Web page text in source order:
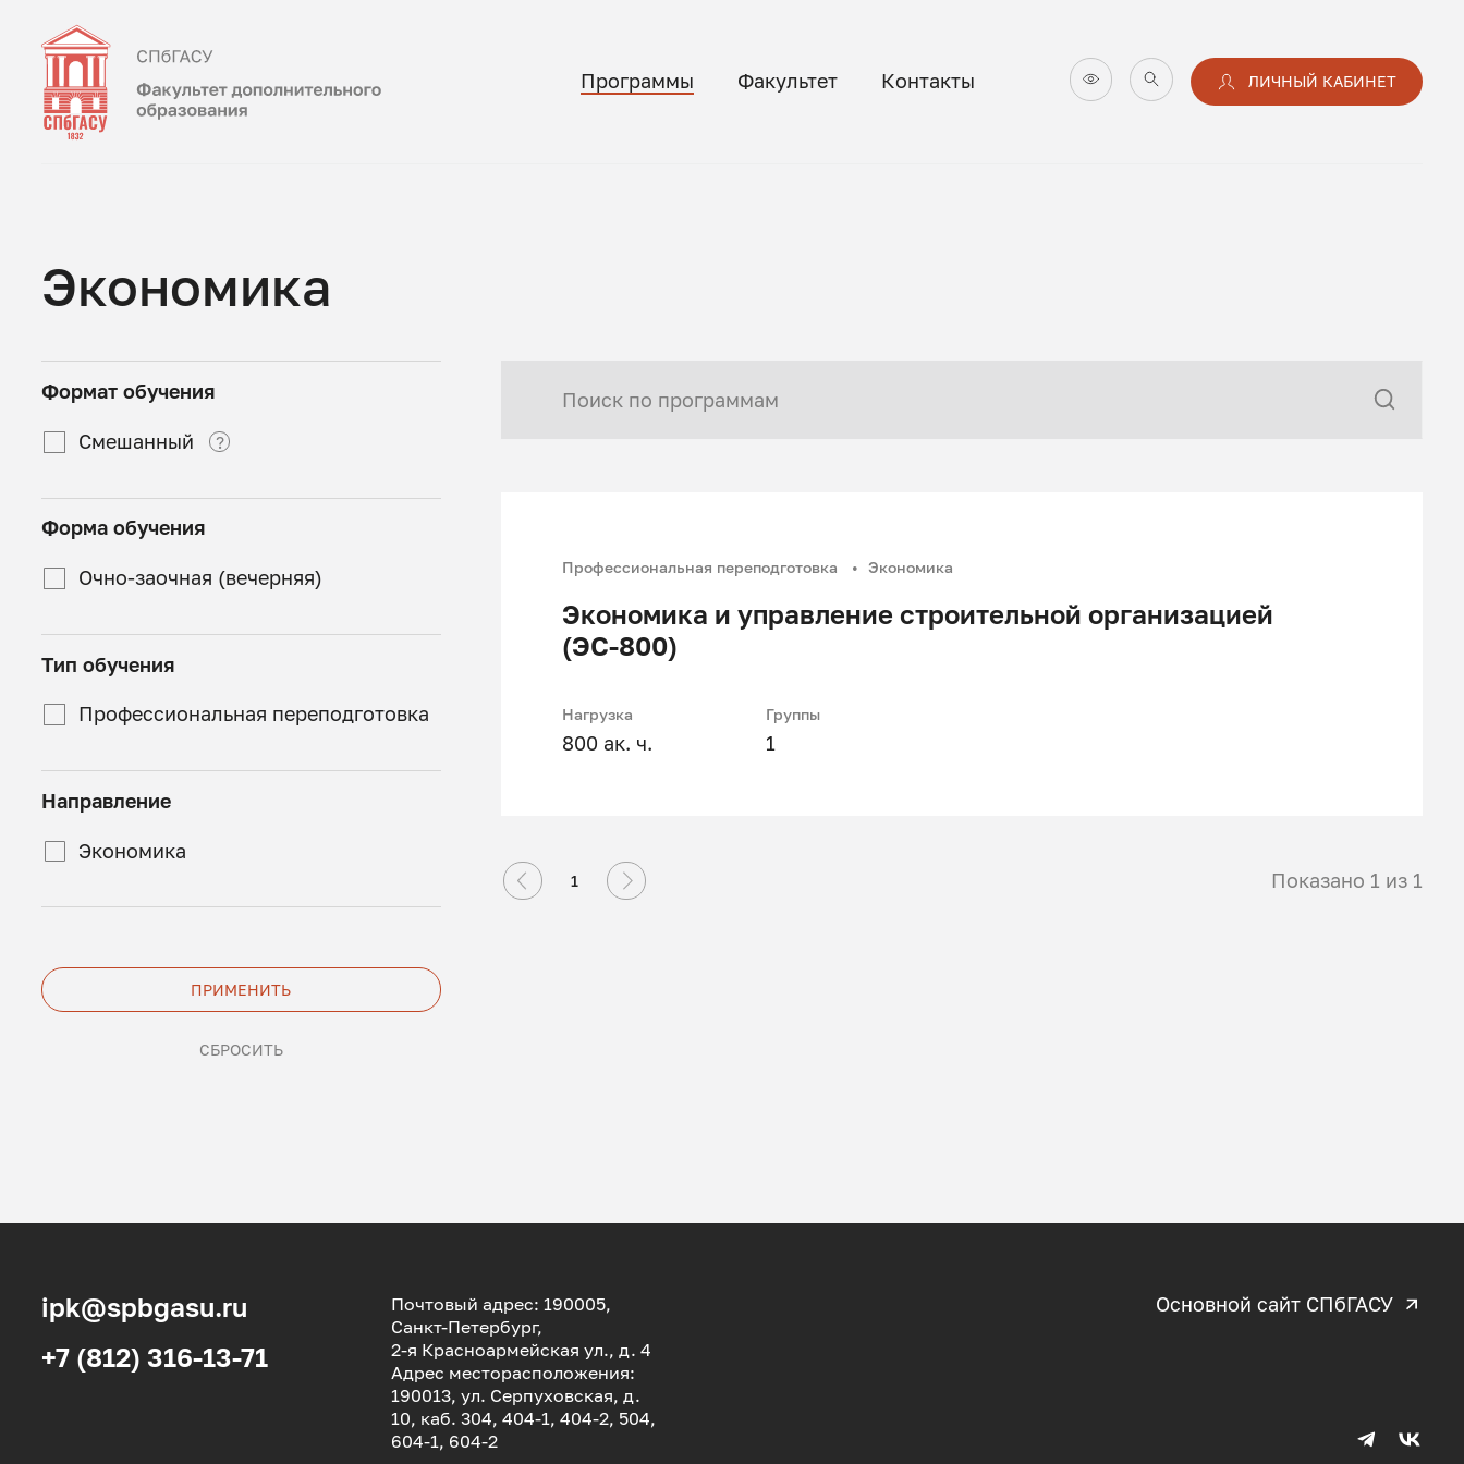
Программы Факультет Контакты ЛИЧНЫЙ КАБИНЕТ
Экономика
Формат обучения
Смешанный ?
Форма обучения
Очно-заочная (вечерняя)
Тип обучения
Профессиональная переподготовка
Направление
Экономика
ПРИМЕНИТЬ
СБРОСИТЬ
Профессиональная переподготовка Экономика
Экономика и управление строительной организацией
(ЭС-800)
Нагрузка
800 ак. ч.
Группы
1
1 Показано 1 из 1
ipk@spbgasu.ru
+7 (812) 316-13-71
Почтовый адрес: 190005,
Санкт-Петербург,
2-я Красноармейская ул., д. 4
Адрес месторасположения:
190013, ул. Серпуховская, д.
10, каб. 304, 404-1, 404-2, 504,
604-1, 604-2
Основной сайт СПбГАСУ